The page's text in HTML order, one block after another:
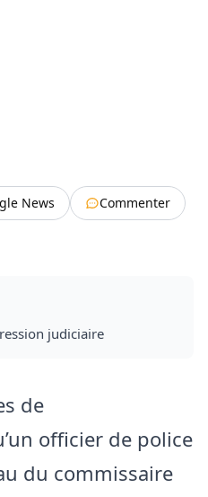
News
Commenter
judiciaire
de
officier de police
du commissaire